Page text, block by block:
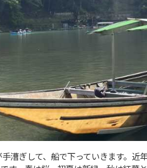
ぎして、船で下っていきます。近